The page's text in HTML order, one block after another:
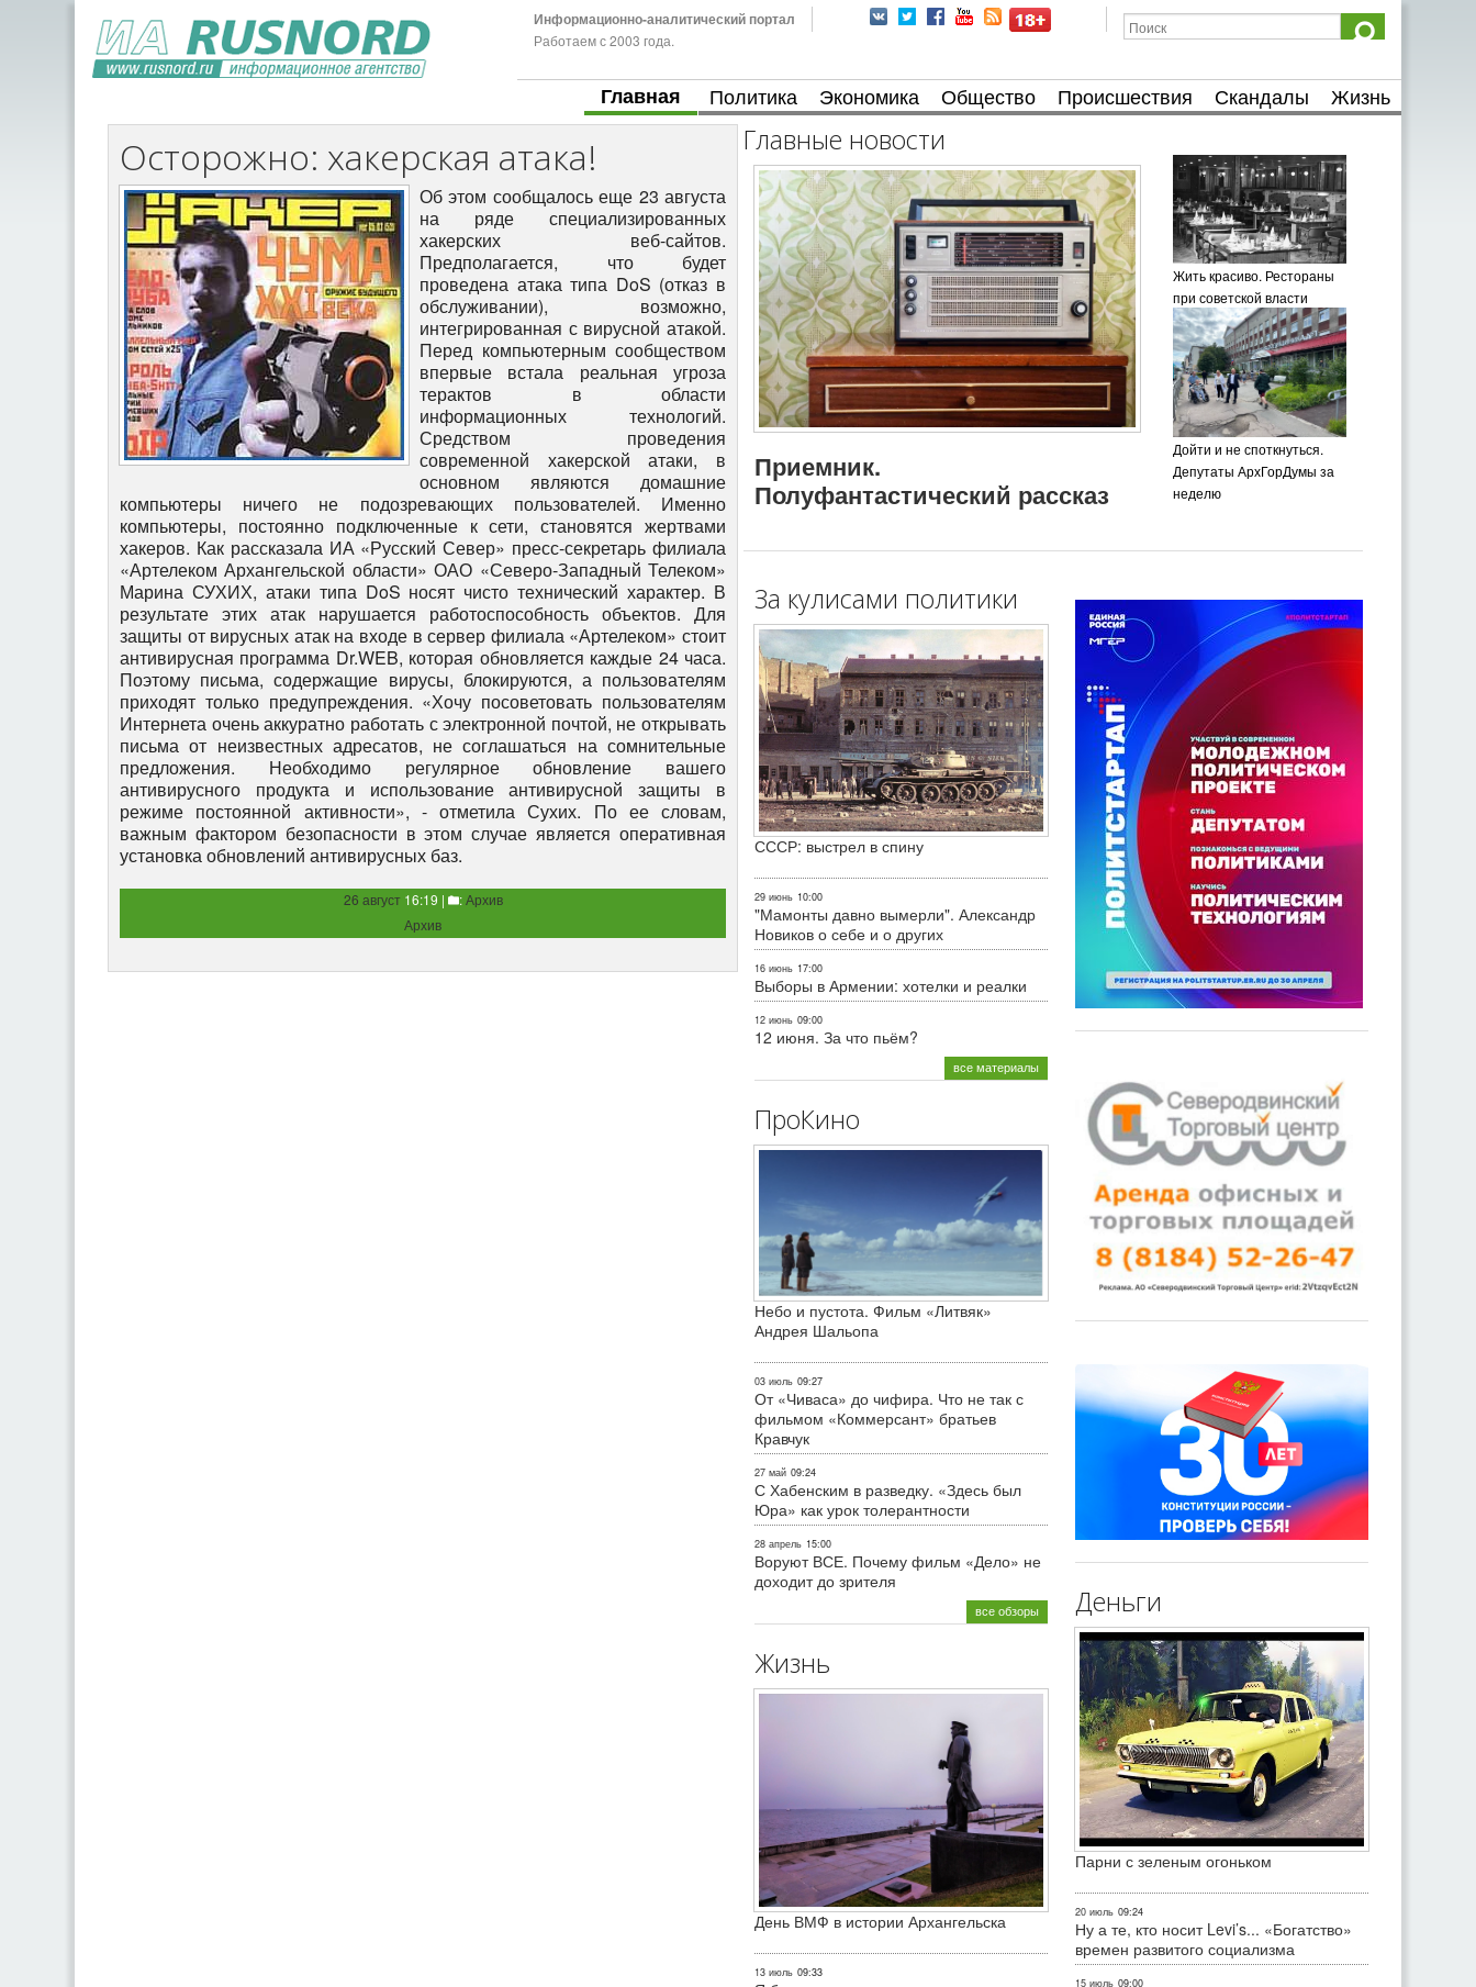
Информационно-аналитический портал
Работаем с 2003 года.
Главная Политика Экономика Общество Происшествия Скандалы Жизнь
Осторожно: хакерская атака!
Об этом сообщалось еще 23 августа
на ряде специализированных
хакерских веб-сайтов.
Предполагается, что будет
проведена атака типа DoS (отказ в
обслуживании), возможно,
интегрированная с вирусной атакой.
Перед компьютерным сообществом
впервые встала реальная угроза
терактов в области
информационных технологий.
Средством проведения
современной хакерской атаки, в
основном являются домашние
компьютеры ничего не подозревающих пользователей. Именно
компьютеры, постоянно подключенные к сети, становятся жертвами
хакеров. Как рассказала ИА «Русский Север» пресс-секретарь филиала
«Артелеком Архангельской области» ОАО «Северо-Западный Телеком»
Марина СУХИХ, атаки типа DoS носят чисто технический характер. В
результате этих атак нарушается работоспособность объектов. Для
защиты от вирусных атак на входе в сервер филиала «Артелеком» стоит
антивирусная программа Dr.WEB, которая обновляется каждые 24 часа.
Поэтому письма, содержащие вирусы, блокируются, а пользователям
приходят только предупреждения. «Хочу посоветовать пользователям
Интернета очень аккуратно работать с электронной почтой, не открывать
письма от неизвестных адресатов, не соглашаться на сомнительные
предложения. Необходимо регулярное обновление вашего
антивирусного продукта и использование антивирусной защиты в
режиме постоянной активности», - отметила Сухих. По ее словам,
важным фактором безопасности в этом случае является оперативная
установка обновлений антивирусных баз.
26 август16:19 | :Архив
Архив
Главные новости
Приемник.
Полуфантастический рассказ
Жить красиво. Рестораны
при советской власти
Дойти и не споткнуться.
Депутаты АрхГорДумы за
неделю
За кулисами политики
СССР: выстрел в спину
29 июнь 10:00
"Мамонты давно вымерли". Александр
Новиков о себе и о других
16 июнь 17:00
Выборы в Армении: хотелки и реалки
12 июнь 09:00
12 июня. За что пьём?
все материалы
ПроКино
Небо и пустота. Фильм «Литвяк»
Андрея Шальопа
03 июль 09:27
От «Чиваса» до чифира. Что не так с
фильмом «Коммерсант» братьев
Кравчук
27 май 09:24
С Хабенским в разведку. «Здесь был
Юра» как урок толерантности
28 апрель 15:00
Воруют ВСЕ. Почему фильм «Дело» не
доходит до зрителя
все обзоры
Жизнь
День ВМФ в истории Архангельска
13 июль 09:33
Деньги
Парни с зеленым огоньком
20 июль 09:24
Ну а те, кто носит Levi’s... «Богатство»
времен развитого социализма
15 июль 09:00